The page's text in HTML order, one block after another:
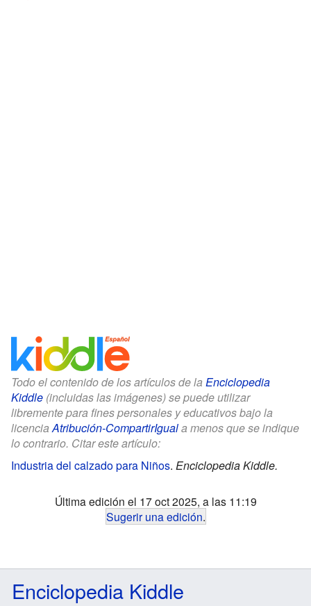
Todo el contenido de los artículos de la Enciclopedia
Kiddle (incluidas las imágenes) se puede utilizar
libremente para fines personales y educativos bajo la
licenciaAtribución-CompartirIguala menos que se indique
lo contrario. Citar este artículo:
Industria del calzado para Niños. Enciclopedia Kiddle.
Última edición el 17 oct 2025, a las 11:19
Sugerir una edición.
Enciclopedia Kiddle